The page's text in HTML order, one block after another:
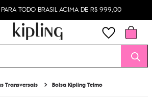
TODO BRASIL ACIMA DE R$ 999,00
Transversais Bolsa Kipling Telmo